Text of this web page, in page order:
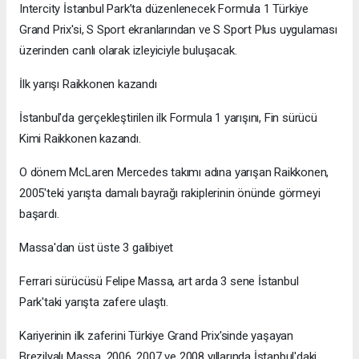
Intercity İstanbul Park’ta düzenlenecek Formula 1 Türkiye
Grand Prix'si, S Sport ekranlarından ve S Sport Plus uygulaması
üzerinden canlı olarak izleyiciyle buluşacak.
İlk yarışı Raikkonen kazandı
İstanbul'da gerçekleştirilen ilk Formula 1 yarışını, Fin sürücü
Kimi Raikkonen kazandı.
O dönem McLaren Mercedes takımı adına yarışan Raikkonen,
2005'teki yarışta damalı bayrağı rakiplerinin önünde görmeyi
başardı.
Massa'dan üst üste 3 galibiyet
Ferrari sürücüsü Felipe Massa, art arda 3 sene İstanbul
Park'taki yarışta zafere ulaştı.
Kariyerinin ilk zaferini Türkiye Grand Prix'sinde yaşayan